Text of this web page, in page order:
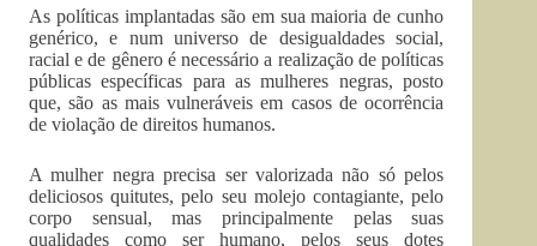
As políticas implantadas são em sua maioria de cunho
genérico, e num universo de desigualdades social,
racial e de gênero é necessário a realização de políticas
públicas específicas para as mulheres negras, posto
que, são as mais vulneráveis em casos de ocorrência
de violação de direitos humanos.
A mulher negra precisa ser valorizada não só pelos
deliciosos quitutes, pelo seu molejo contagiante, pelo
corpo sensual, mas principalmente pelas suas
qualidades como ser humano, pelos seus dotes